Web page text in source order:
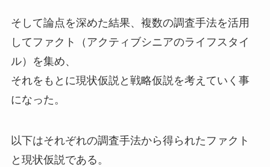
そして論点を深めた結果、複数の調査手法を活用
してファクト（アクティブシニアのライフスタイ
ル）を集め、
それをもとに現状仮説と戦略仮説を考えていく事
になった。
以下はそれぞれの調査手法から得られたファクト
と現状仮説である。